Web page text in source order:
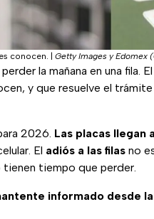
conocen. Getty Images y Edomex
la mañana en una fila. El
y que resuelve el trámite
2026. Las placas llegan
El adiós a las filas no
tiempo que perder.
informado desde